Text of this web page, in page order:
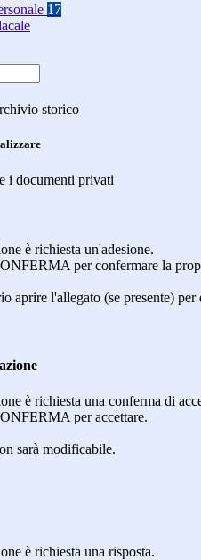
17
storico
i documenti privati
è richiesta un'adesione.
per confermare la
aprire l'allegato (se presente)
è richiesta una conferma di
per accettare.
sarà modificabile.
è richiesta una risposta.